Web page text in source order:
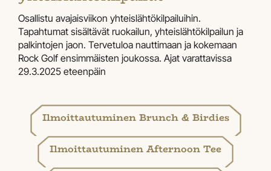
Osallistu avajaisviikon yhteislähtökilpailuihin.
Tapahtumat sisältävät ruokailun, yhteislähtökilpailun ja
palkintojen jaon. Tervetuloa nauttimaan ja kokemaan
Rock Golf ensimmäisten joukossa. Ajat varattavissa
29.3.2025 eteenpäin
Ilmoittautuminen ​​​​​​​Brunch & Birdies
Ilmoittautuminen​​​​​​​​​​​​​​ Afternoon Tee